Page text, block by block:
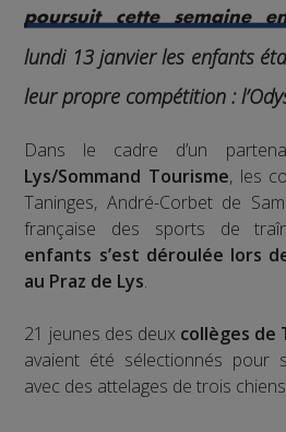
poursuit cette semaine
lundi 13 janvier les enfants
leur propre compétition :
Dans le cadre d’un
Lys/Sommand Tourisme, les
Taninges, André-Corbet de
française des sports de
enfants s’est déroulée lors
au Praz de Lys.
21 jeunes des deux collèges de
avaient été sélectionnés pour
avec des attelages de trois